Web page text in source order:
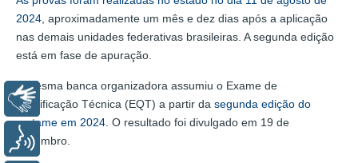
2024 , aproximadamente um mês e dez dias após a aplicação
nas demais unidades federativas brasileiras. A segunda edição
está em fase de apuração.
A mesma banca organizadora assumiu o Exame de
Qualificação Técnica (EQT) a partir da segunda edição do
certame em 2024 . O resultado foi divulgado em 19 de
dezembro.
Libras
Voz